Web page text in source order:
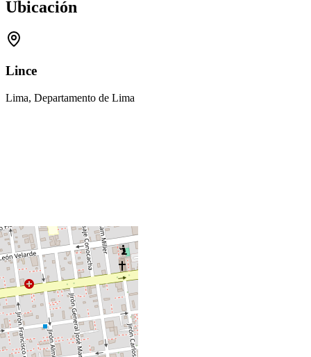
Ubicación
Lince
Lima, Departamento de Lima